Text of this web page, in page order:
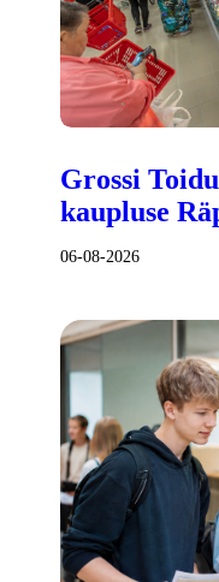
Grossi
kaupluse
06-08-2026